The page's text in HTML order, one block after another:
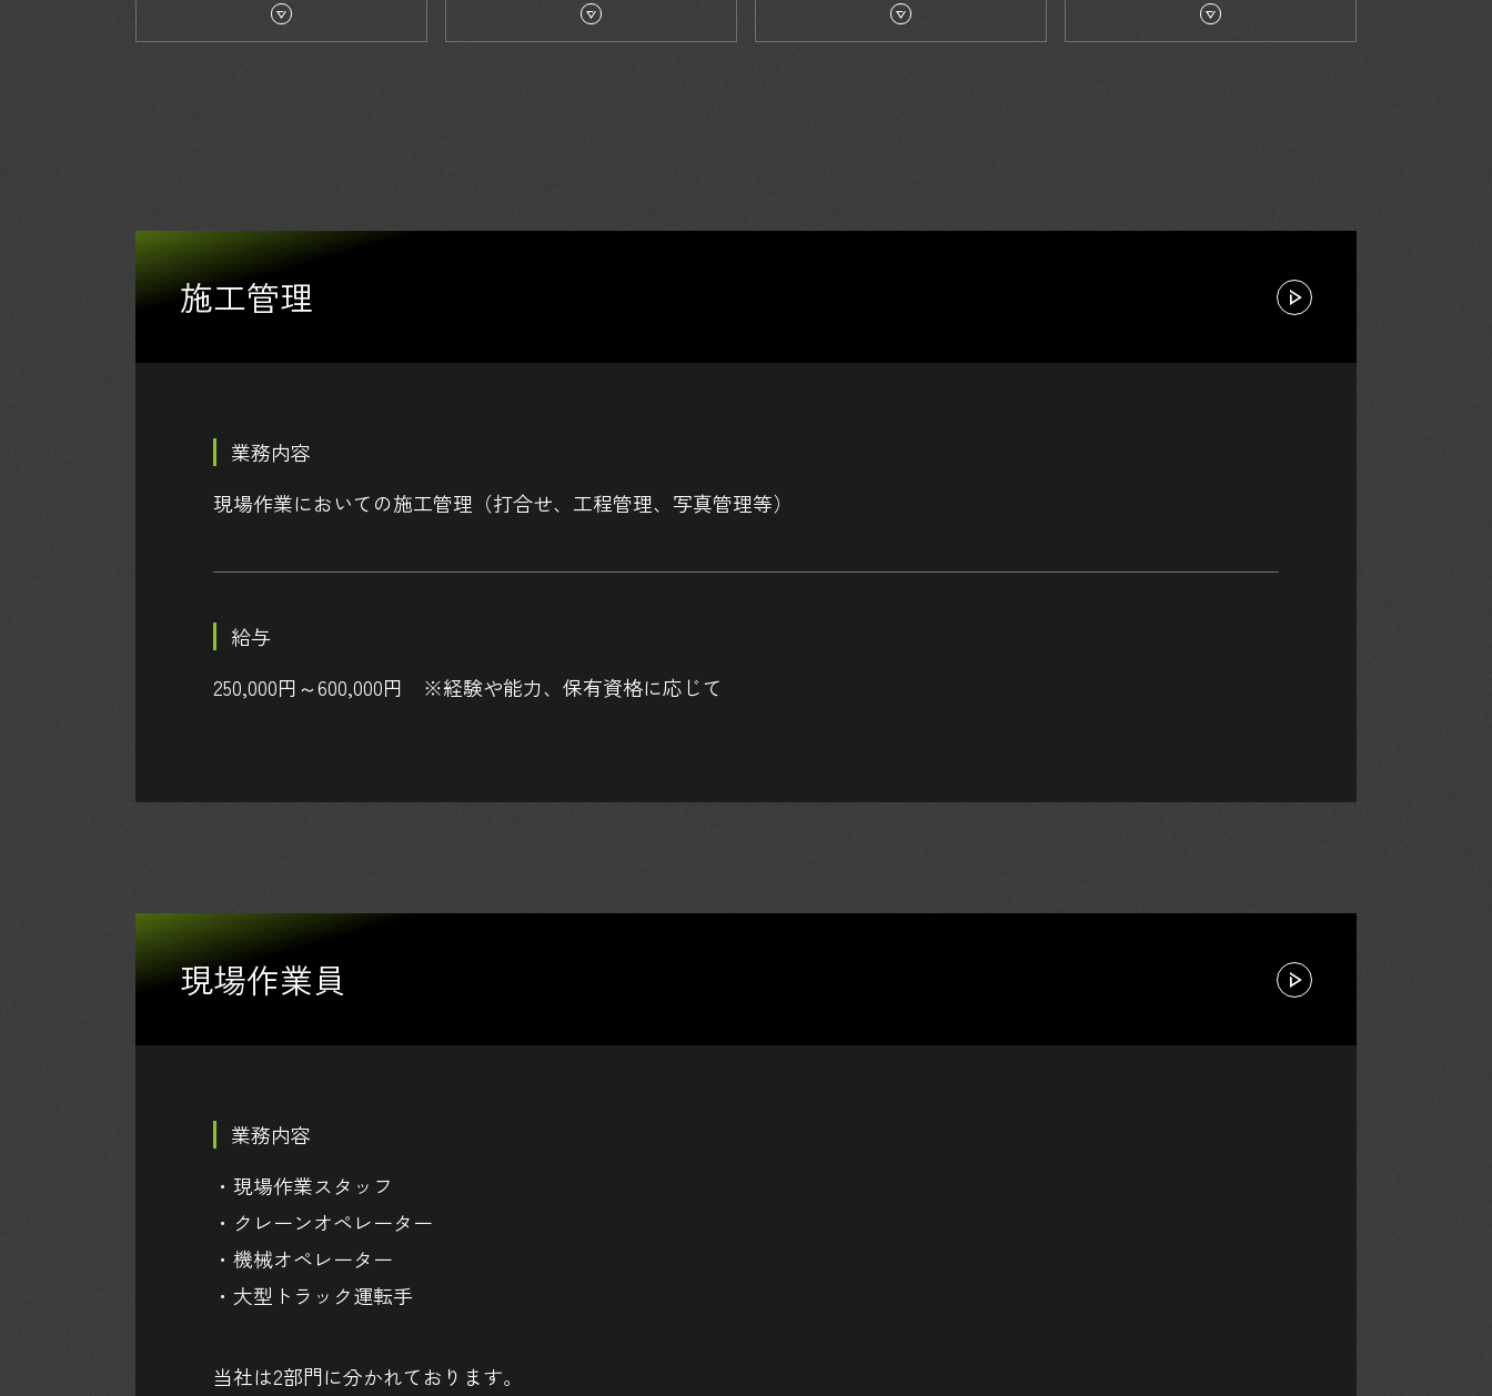
施工管理
業務内容
現場作業においての施工管理（打合せ、工程管理、写真管理等）
給与
250,000円～600,000円 ※経験や能力、保有資格に応じて
現場作業員
業務内容
・ 現場作業スタッフ
・クレーンオペレーター
・機械オペレーター
・大型トラック運転手
当社は2部門に分かれております。